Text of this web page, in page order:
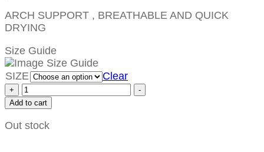
ARCH SUPPORT , BREATHABLE AND QUICK
DRYING
Size Guide
SIZE Clear
+
-
Add to cart
Out stock